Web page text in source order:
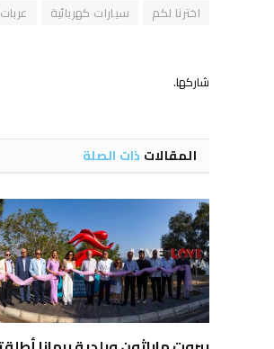
اخترنا لكم سيارات كهربائية
شاركها.
المقالات ذات الصلة